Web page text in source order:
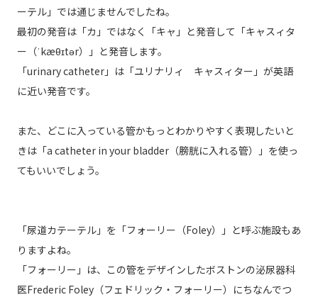
ーテル」では通じませんでしたね。
最初の発音は「カ」ではなく「キャ」と発音して「キャスィタ
ー（ˈkæθɪtər）」と発音します。
「urinary catheter」は「ユリナリィ キャスィター」が英語
に近い発音です。
また、どこに入っている管かもっとわかりやすく表現したいと
きは「a catheter in your bladder（膀胱に入れる管）」を使っ
てもいいでしょう。
「尿道カテーテル」を「フォーリー（Foley）」と呼ぶ施設もあ
りますよね。
「フォーリー」は、この管をデザインしたボストンの泌尿器科
医Frederic Foley（フェドリック・フォーリー）にちなんでつ